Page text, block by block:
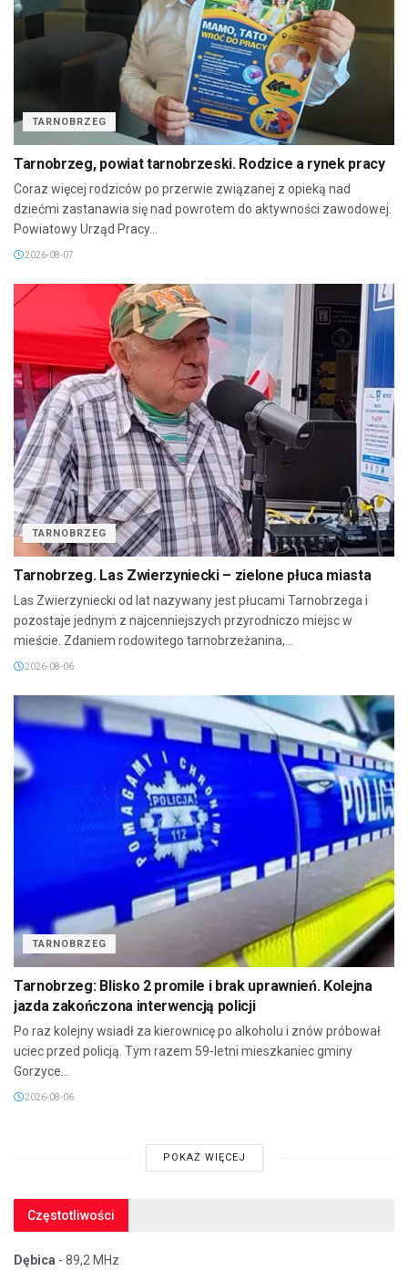
TARNOBRZEG
Tarnobrzeg, powiat tarnobrzeski. Rodzice a rynek pracy
Coraz więcej rodziców po przerwie związanej z opieką nad
dziećmi zastanawia się nad powrotem do aktywności zawodowej.
Powiatowy Urząd Pracy...
2026-08-07
TARNOBRZEG
Tarnobrzeg. Las Zwierzyniecki – zielone płuca miasta
Las Zwierzyniecki od lat nazywany jest płucami Tarnobrzega i
pozostaje jednym z najcenniejszych przyrodniczo miejsc w
mieście. Zdaniem rodowitego tarnobrzeżanina,...
2026-08-06
TARNOBRZEG
Tarnobrzeg: Blisko 2 promile i brak uprawnień. Kolejna
jazda zakończona interwencją policji
Po raz kolejny wsiadł za kierownicę po alkoholu i znów próbował
uciec przed policją. Tym razem 59-letni mieszkaniec gminy
Gorzyce...
2026-08-06
POKAŻ WIĘCEJ
Częstotliwości
Dębica - 89,2 MHz